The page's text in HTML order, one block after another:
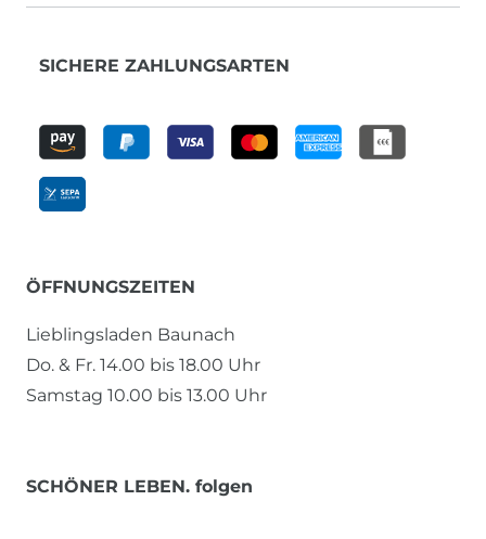
SICHERE ZAHLUNGSARTEN
ÖFFNUNGSZEITEN
Lieblingsladen Baunach
Do. & Fr. 14.00 bis 18.00 Uhr
Samstag 10.00 bis 13.00 Uhr
SCHÖNER LEBEN. folgen